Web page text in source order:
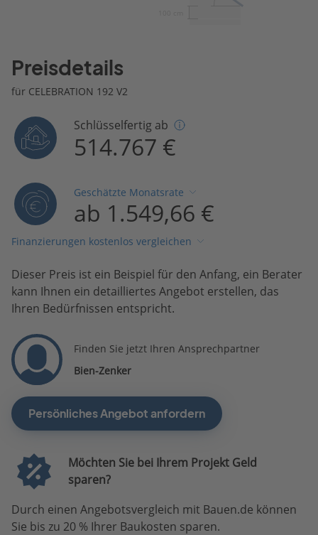
Preisdetails
für CELEBRATION 192 V2
Schlüsselfertig ab
514.767 €
Geschätzte Monatsrate
ab 1.549,66 €
Finanzierungen kostenlos vergleichen
Dieser Preis ist ein Beispiel für den Anfang, ein Berater
kann Ihnen ein detailliertes Angebot erstellen, das
Ihren Bedürfnissen entspricht.
Finden Sie jetzt Ihren Ansprechpartner
Bien-Zenker
Persönliches Angebot anfordern
Möchten Sie bei Ihrem Projekt Geld
sparen?
Durch einen Angebotsvergleich mit Bauen.de können
Sie bis zu 20 % Ihrer Baukosten sparen.